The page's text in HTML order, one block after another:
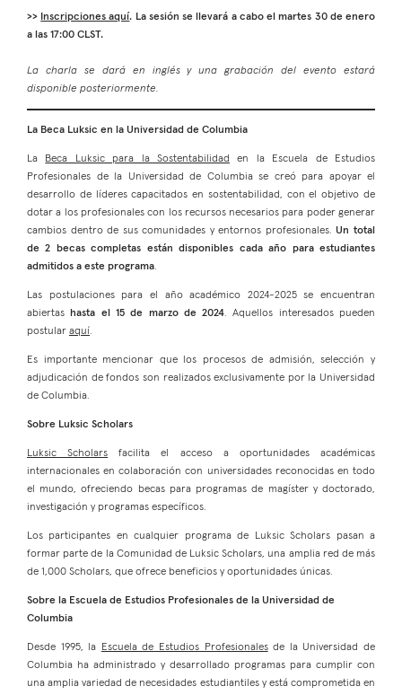
>> Inscripciones aquí. La sesión se llevará a cabo el martes 30 de enero
a las 17:00 CLST.
La charla se dará en inglés y una grabación del evento estará
disponible posteriormente.
La Beca Luksic en la Universidad de Columbia
La Beca Luksic para la Sostentabilidad en la Escuela de Estudios
Profesionales de la Universidad de Columbia se creó para apoyar el
desarrollo de líderes capacitados en sostentabilidad, con el objetivo de
dotar a los profesionales con los recursos necesarios para poder generar
cambios dentro de sus comunidades y entornos profesionales.Un total
de 2 becas completas están disponibles cada año para estudiantes
admitidos a este programa.
Las postulaciones para el año académico 2024-2025 se encuentran
abiertas
hasta el 15 de marzo de 2024. Aquellos interesados pueden
postular aquí.
Es importante mencionar que los procesos de admisión, selección y
adjudicación de fondos son realizados exclusivamente por la Universidad
de Columbia.
Sobre Luksic Scholars
Luksic Scholars facilita el acceso a oportunidades académicas
internacionales en colaboración con universidades reconocidas en todo
el mundo, ofreciendo becas para programas de magíster y doctorado,
investigación y programas específicos.
Los participantes en cualquier programa de Luksic Scholars pasan a
formar parte de la Comunidad de Luksic Scholars, una amplia red de más
de 1,000 Scholars, que ofrece beneficios y oportunidades únicas.
Sobre la Escuela de Estudios Profesionales de la Universidad de
Columbia
Desde 1995, la Escuela de Estudios Profesionalesde la Universidad de
Columbia ha administrado y desarrollado programas para cumplir con
una amplia variedad de necesidades estudiantiles y está comprometida en